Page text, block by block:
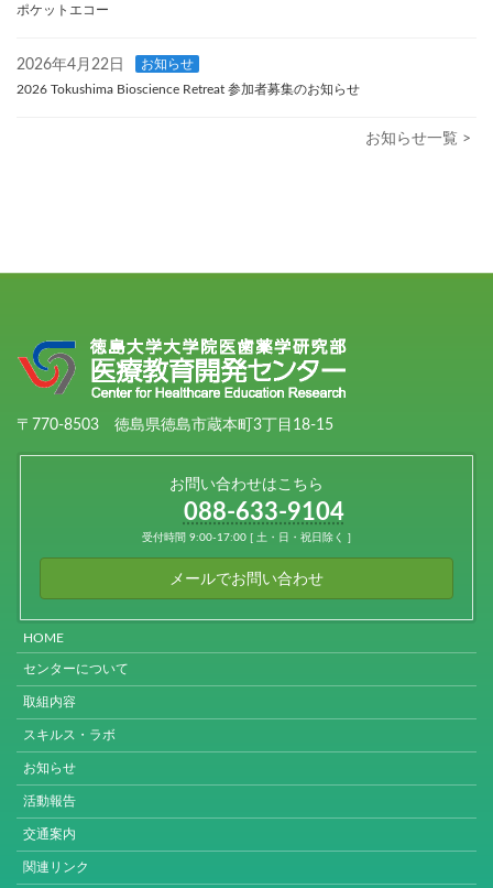
ポケットエコー
2026年4月22日
お知らせ
2026 Tokushima Bioscience Retreat 参加者募集のお知らせ
お知らせ一覧 >
〒770-8503 徳島県徳島市蔵本町3丁目18-15
お問い合わせはこちら
088-633-9104
受付時間 9:00-17:00 [ 土・日・祝日除く ]
メールでお問い合わせ
HOME
センターについて
取組内容
スキルス・ラボ
お知らせ
活動報告
交通案内
関連リンク